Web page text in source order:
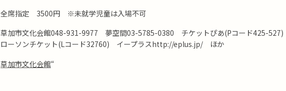
全席指定 3500円 ※未就学児童は入場不可
草加市文化会館048-931-9977 夢空間03-5785-0380 チケットぴあ(Pコード425-527)
ローソンチケット(Lコード32760) イープラスhttp://eplus.jp/ ほか
草加市文化会館“